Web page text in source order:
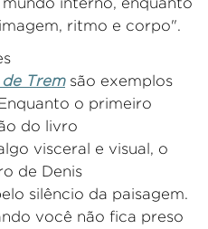
ritmo e corpo".
Trem são exemplos
o primeiro
do livro
visceral e visual, o
de Denis
silêncio da paisagem.
você não fica preso